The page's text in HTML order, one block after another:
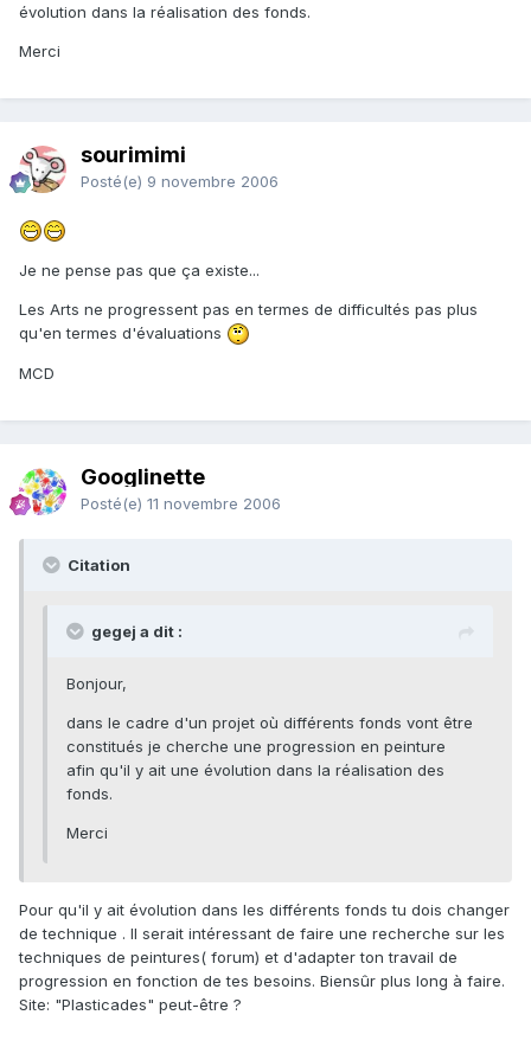
évolution dans la réalisation des fonds.
Merci
sourimimi
Posté(e) 9 novembre 2006
Je ne pense pas que ça existe...
Les Arts ne progressent pas en termes de difficultés pas plus
qu'en termes d'évaluations
MCD
Googlinette
Posté(e) 11 novembre 2006
Citation
gegej a dit :
Bonjour,
dans le cadre d'un projet où différents fonds vont être
constitués je cherche une progression en peinture
afin qu'il y ait une évolution dans la réalisation des
fonds.
Merci
Pour qu'il y ait évolution dans les différents fonds tu dois changer
de technique . Il serait intéressant de faire une recherche sur les
techniques de peintures( forum) et d'adapter ton travail de
progression en fonction de tes besoins. Biensûr plus long à faire.
Site: "Plasticades" peut-être ?